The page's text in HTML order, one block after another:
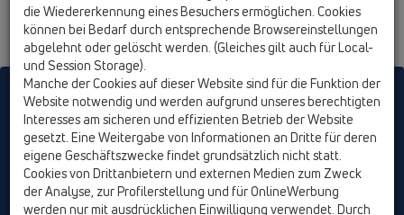
HL sorgt für den guten Ablauf
Drucken Impressum Kontakt &
Newsletter Presse Produktsuche Sitemap
Cookie
Einstellungen
die Wiedererkennung eines Besuchers ermöglichen. Cookies
können bei Bedarf durch entsprechende Browsereinstellungen
abgelehnt oder gelöscht werden. (Gleiches gilt auch für Local-
und Session Storage).
Manche der Cookies auf dieser Website sind für die Funktion der
Website notwendig und werden aufgrund unseres berechtigten
Interesses am sicheren und effizienten Betrieb der Website
gesetzt. Eine Weitergabe von Informationen an Dritte für deren
eigene Geschäftszwecke findet grundsätzlich nicht statt.
Cookies von Drittanbietern und externen Medien zum Zweck
der Analyse, zur Profilerstellung und für OnlineWerbung
werden nur mit ausdrücklichen Einwilligung verwendet. Durch